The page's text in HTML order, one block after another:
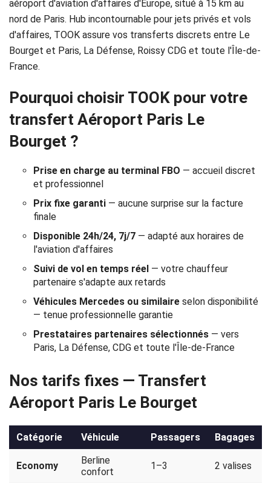
Accueil
Réservation
Services
de
chauffeur
Transferts
Aéroports
Solutions
d'affaires
Contact
CGV
Politique
aéroport d'aviation d'affaires d'Europe, situé à 15 km au
nord de Paris. Hub incontournable pour jets privés et vols
d'affaires, TOOK assure vos transferts discrets entre Le
Bourget et Paris, La Défense, Roissy CDG et toute l'Île-de-
France.
Pourquoi choisir TOOK pour votre
transfert Aéroport Paris Le
Bourget ?
Prise en charge au terminal FBO — accueil discret
et professionnel
Prix fixe garanti — aucune surprise sur la facture
finale
Disponible 24h/24, 7j/7 — adapté aux horaires de
l'aviation d'affaires
Suivi de vol en temps réel — votre chauffeur
partenaire s'adapte aux retards
Véhicules Mercedes ou similaire selon disponibilité
— tenue professionnelle garantie
Prestataires partenaires sélectionnés — vers
Paris, La Défense, CDG et toute l'Île-de-France
Nos tarifs fixes — Transfert
Aéroport Paris Le Bourget
Catégorie Véhicule Passagers Bagages
Economy
Berline
confort
1–3 2 valises